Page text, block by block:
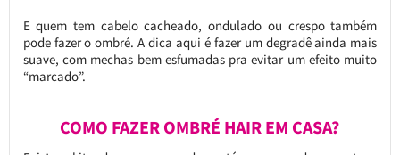
E quem tem cabelo cacheado, ondulado ou crespo também
pode fazer o ombré. A dica aqui é fazer um degradê ainda mais
suave, com mechas bem esfumadas pra evitar um efeito muito
“marcado”.
COMO FAZER OMBRÉ HAIR EM CASA?